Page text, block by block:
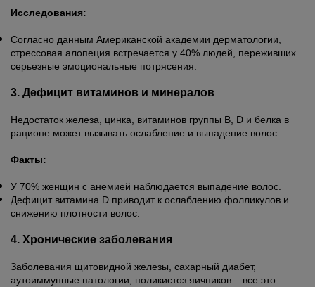
Исследования:
Согласно данным Американской академии дерматологии,
стрессовая алопеция встречается у 40% людей, переживших
серьезные эмоциональные потрясения.
3. Дефицит витаминов и минералов
Недостаток железа, цинка, витаминов группы B, D и белка в
рационе может вызывать ослабление и выпадение волос.
Факты:
У 70% женщин с анемией наблюдается выпадение волос.
Дефицит витамина D приводит к ослаблению фолликулов и
снижению плотности волос.
4. Хронические заболевания
Заболевания щитовидной железы, сахарный диабет,
аутоиммунные патологии, поликистоз яичников – все это